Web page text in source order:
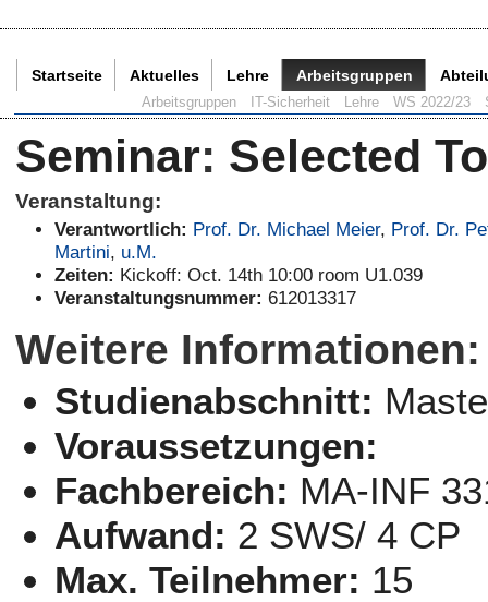
Startseite Aktuelles Lehre Arbeitsgruppen
Arbeitsgruppen IT-Sicherheit Lehre WS 2022/23
Seminar: Selected
Veranstaltung:
Verantwortlich: Prof. Dr. Michael Meier, Prof. Dr.
Martini, u.M.
Zeiten: Kickoff: Oct. 14th 10:00 room U1.039
Veranstaltungsnummer: 612013317
Weitere Informationen:
Studienabschnitt:
Voraussetzungen:
Fachbereich: MA-INF
Aufwand: 2 SWS/ 4 CP
Max. Teilnehmer: 15